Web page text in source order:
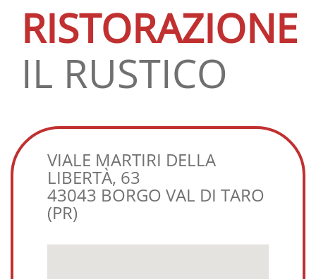
RISTORAZIONE
IL RUSTICO
VIALE MARTIRI DELLA
LIBERTÀ, 63
43043 BORGO VAL DI TARO
(PR)